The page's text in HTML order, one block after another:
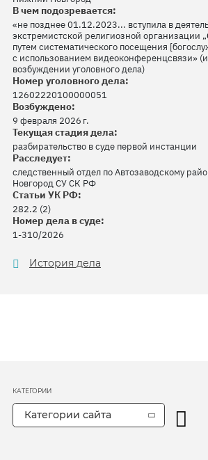
В чем подозревается:
«не позднее 01.12.2023... вступила в
экстремистской религиозной организации
путем систематического посещения
с использованием видеоконференцсвязи»
возбуждении уголовного дела)
Номер уголовного дела:
12602220100000051
Возбуждено:
9 февраля 2026 г.
Текущая стадия дела:
разбирательство в суде первой инстанции
Расследует:
следственный отдел по Автозаводскому
Новгород СУ СК РФ
Статьи УК РФ:
282.2 (2)
Номер дела в суде:
1-310/2026
История дела
КАТЕГОРИИ
Категории сайта